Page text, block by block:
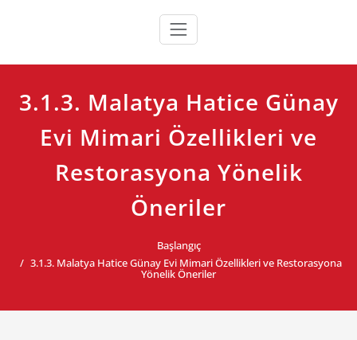
3.1.3. Malatya Hatice Günay
Evi Mimari Özellikleri ve
Restorasyona Yönelik
Öneriler
Başlangıç
3.1.3. Malatya Hatice Günay Evi Mimari Özellikleri ve Restorasyona
Yönelik Öneriler